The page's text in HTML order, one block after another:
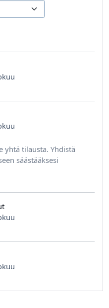
yhtä tilausta. Yhdistä
säästääksesi